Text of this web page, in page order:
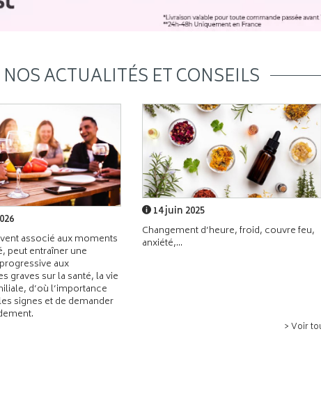
NOS ACTUALITÉS ET CONSEILS
associé aux moments
peut entraîner une
aux
graves sur la santé, la vie
d’où l’importance
signes et de demander
14 juin 2025
Changement d’heure, froid, couvre feu,
anxiété,...
> Voir